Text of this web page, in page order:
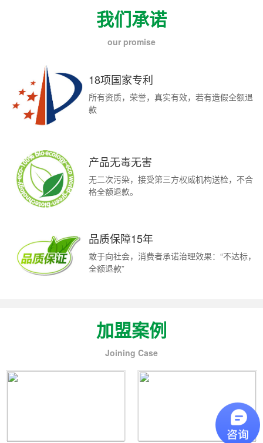
我们承诺
our promise
18项国家专利
所有资质，荣誉，真实有效，若有造假全额退
款
产品无毒无害
无二次污染，接受第三方权威机构送检，不合
格全额退款。
品质保障15年
敢于向社会，消费者承诺治理效果：“不达标，
全额退款”
加盟案例
Joining Case